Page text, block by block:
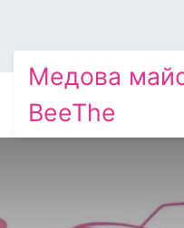
Медова
BeeThe